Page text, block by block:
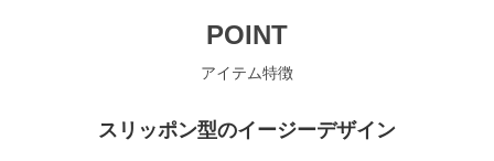
POINT
アイテム特徴
スリッポン型のイージーデザイン